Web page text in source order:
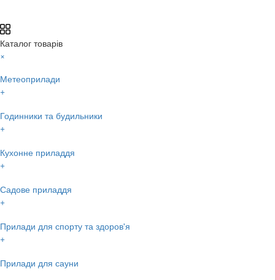
Каталог товарів
×
Метеоприлади
+
Годинники та будильники
+
Кухонне приладдя
+
Садове приладдя
+
Прилади для спорту та здоров'я
+
Прилади для сауни